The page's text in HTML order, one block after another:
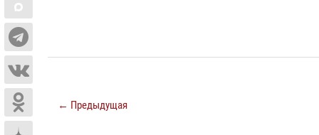
← Предыдущая